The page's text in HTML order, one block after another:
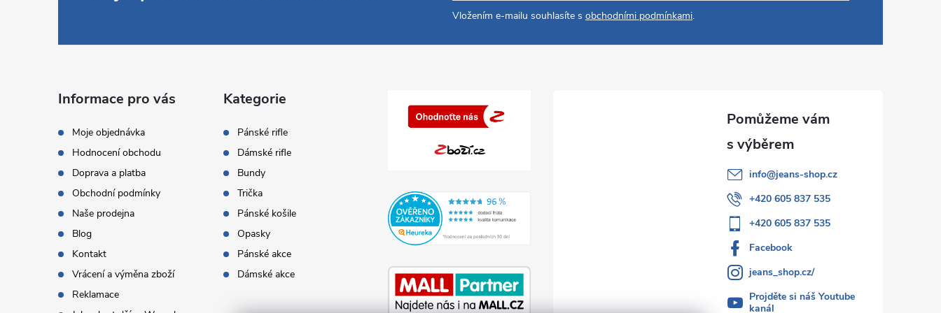
Vložením e-mailu souhlasíte s obchodními podmínkami.
Informace pro vás
Moje objednávka
Hodnocení obchodu
Doprava a platba
Obchodní podmínky
Naše prodejna
Blog
Kontakt
Vrácení a výměna zboží
Reklamace
Kategorie
Pánské rifle
Dámské rifle
Bundy
Trička
Pánské košile
Opasky
Pánské akce
Dámské akce
info@jeans-shop.cz
+420 605 837 535
+420 605 837 535
Facebook
jeans_shop.cz/
Projděte si náš Youtube
kanál